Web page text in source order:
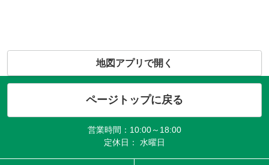
地図アプリで開く
ページトップに戻る
営業時間：10:00～18:00
定休日： 水曜日